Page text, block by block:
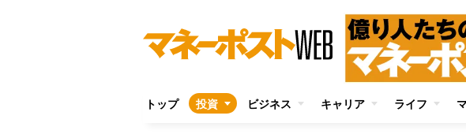
トップ 投資 ビジネス キャリア ライフ